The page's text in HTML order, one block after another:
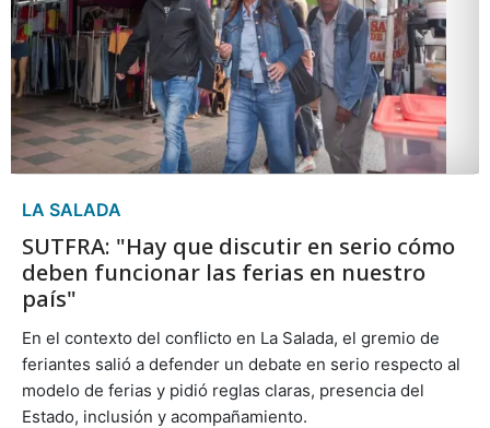
LA SALADA
SUTFRA: "Hay que discutir en serio cómo
deben funcionar las ferias en nuestro
país"
En el contexto del conflicto en La Salada, el gremio de
feriantes salió a defender un debate en serio respecto al
modelo de ferias y pidió reglas claras, presencia del
Estado, inclusión y acompañamiento.